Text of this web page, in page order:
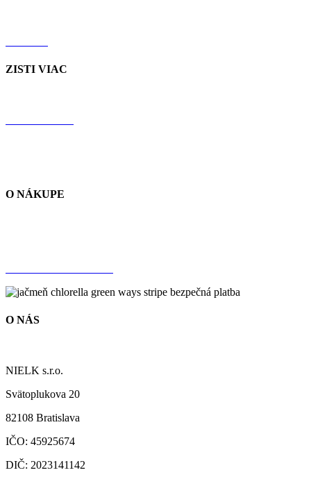
ZISTI VIAC
O NÁKUPE
O NÁS
NIELK s.r.o.
Svätoplukova 20
82108 Bratislava
IČO: 45925674
DIČ: 2023141142